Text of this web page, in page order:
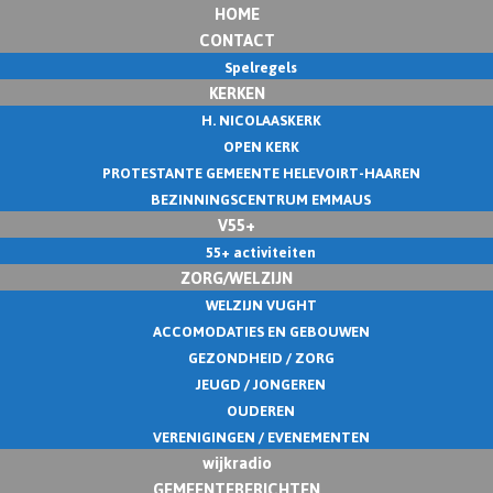
HOME
CONTACT
Spelregels
KERKEN
H. NICOLAASKERK
OPEN KERK
PROTESTANTE GEMEENTE HELEVOIRT-HAAREN
BEZINNINGSCENTRUM EMMAUS
V55+
55+ activiteiten
ZORG/WELZIJN
WELZIJN VUGHT
ACCOMODATIES EN GEBOUWEN
GEZONDHEID / ZORG
JEUGD / JONGEREN
OUDEREN
VERENIGINGEN / EVENEMENTEN
wijkradio